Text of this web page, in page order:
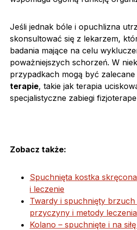
Jeśli jednak bóle i opuchlizna
skonsultować się z lekarzem,
badania mające na celu
poważniejszych schorzeń. W
przypadkach mogą być zalecane
terapie, takie jak terapia
specjalistyczne zabiegi
Zobacz także:
Spuchnięta kostka
i leczenie
Twardy i spuchnięty brzuch
przyczyny i metody leczenia
Kolano – spuchnięte i na